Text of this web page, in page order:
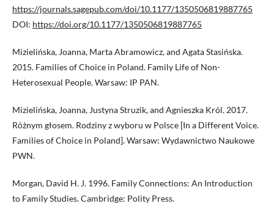
https://journals.sagepub.com/doi/10.1177/1350506819887765
DOI: https://doi.org/10.1177/1350506819887765
Mizielińska, Joanna, Marta Abramowicz, and Agata Stasińska.
2015. Families of Choice in Poland. Family Life of Non-
Heterosexual People. Warsaw: IP PAN.
Mizielińska, Joanna, Justyna Struzik, and Agnieszka Król. 2017.
Różnym głosem. Rodziny z wyboru w Polsce [In a Different Voice.
Families of Choice in Poland]. Warsaw: Wydawnictwo Naukowe
PWN.
Morgan, David H. J. 1996. Family Connections: An Introduction
to Family Studies. Cambridge: Polity Press.